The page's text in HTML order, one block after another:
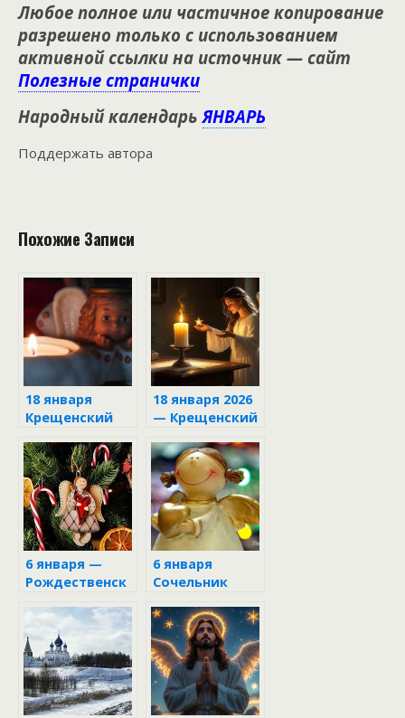
Любое полное или частичное копирование
разрешено только с использованием
активной ссылки на источник — сайт
Полезные странички
Народный календарьЯНВАРЬ
Поддержать автора
Похожие Записи
18 января
Крещенский
18 января 2026
— Крещенский
нельзя делать
и обязательно
надо сделать
6 января —
Рождественск
6 января
Сочельник
Христова